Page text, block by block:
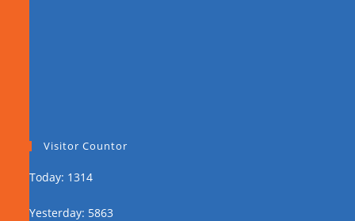
Visitor Countor
Today: 1314
Yesterday: 5863